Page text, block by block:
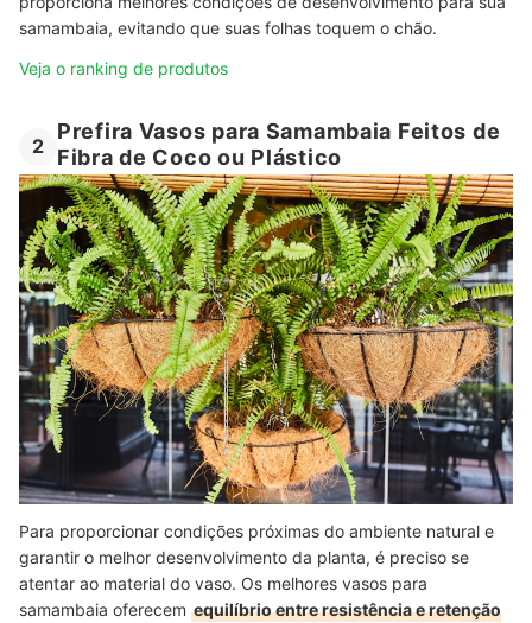
samambaia, evitando que suas folhas toquem o chão.
Veja o ranking de produtos
2
Prefira Vasos para Samambaia Feitos de
Fibra de Coco ou Plástico
Para proporcionar condições próximas do ambiente natural e
garantir o melhor desenvolvimento da planta, é preciso se
atentar ao material do vaso. Os melhores vasos para
samambaia oferecem equilíbrio entre resistência e retenção